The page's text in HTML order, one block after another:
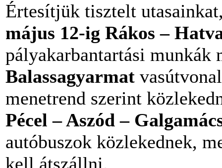
Értesítjük tisztelt
május 12-ig Rákos –
pályakarbantartási munkák
Balassagyarmat
menetrend szerint
Pécel – Aszód –
autóbuszok közlekednek,
kell átszállni.